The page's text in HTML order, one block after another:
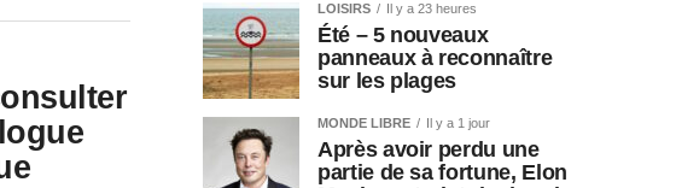
LOISIRS Il y a 23 heures
Été – 5 nouveaux
panneaux à reconnaître
sur les plages
MONDE LIBRE Il y a 1 jour
Après avoir perdu une
partie de sa fortune, Elon